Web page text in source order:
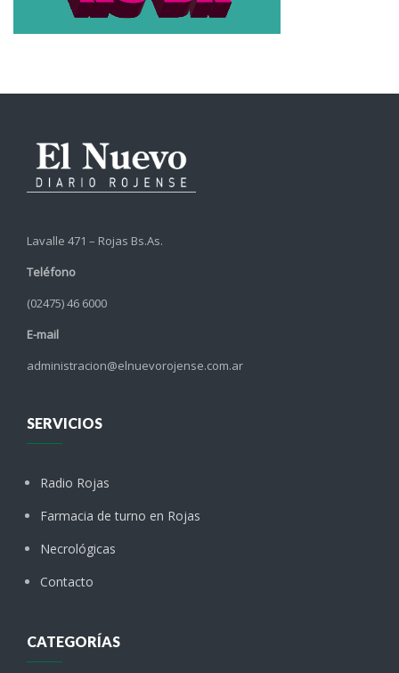
Lavalle 471 – Rojas Bs.As.
Teléfono
(02475) 46 6000
E-mail
administracion@elnuevorojense.com.ar
SERVICIOS
Radio Rojas
Farmacia de turno en Rojas
Necrológicas
Contacto
CATEGORÍAS